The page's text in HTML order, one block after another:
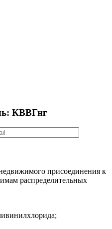
КВВГнг
присоединения к
распределительных